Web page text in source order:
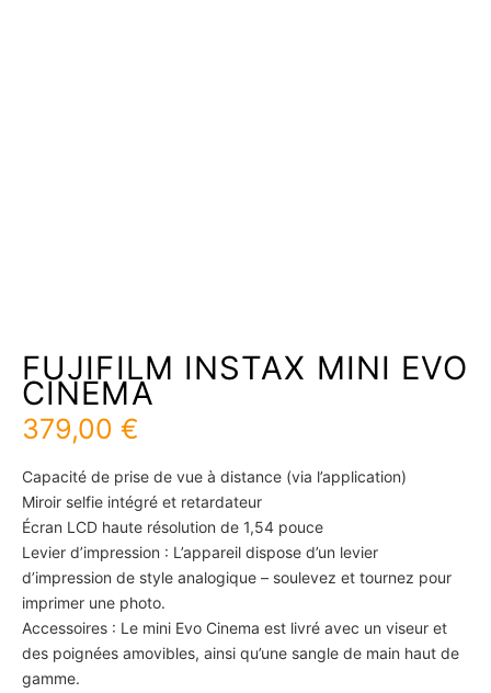
FUJIFILM INSTAX MINI EVO
CINEMA
379,00 €
Capacité de prise de vue à distance (via l’application)
Miroir selfie intégré et retardateur
Écran LCD haute résolution de 1,54 pouce
Levier d’impression : L’appareil dispose d’un levier
d’impression de style analogique – soulevez et tournez pour
imprimer une photo.
Accessoires : Le mini Evo Cinema est livré avec un viseur et
des poignées amovibles, ainsi qu’une sangle de main haut de
gamme.